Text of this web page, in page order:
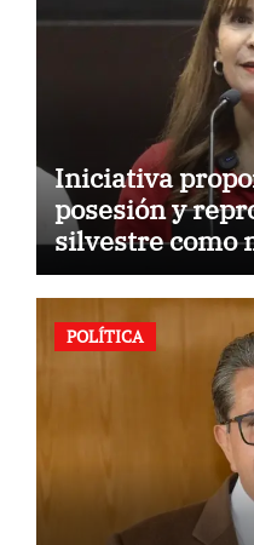
Iniciativa
posesión y
silvestre como
POLÍTICA